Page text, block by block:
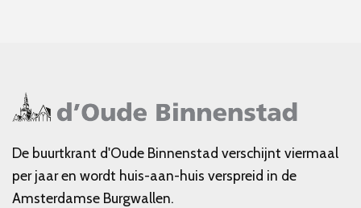
De buurtkrant d'Oude Binnenstad verschijnt viermaal
per jaar en wordt huis-aan-huis verspreid in de
Amsterdamse Burgwallen.